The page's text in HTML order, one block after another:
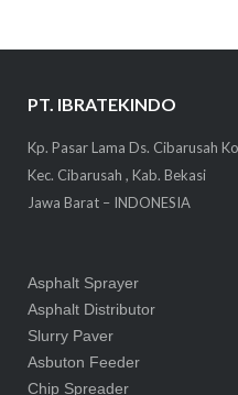
PT. IBRATEKINDO
Kp. Pasar Lama Ds. Cibarusah
Kec. Cibarusah , Kab. Bekasi
Jawa Barat – INDONESIA
Asphalt Sprayer
Asphalt Distributor
Slurry Paver
Asbuton Feeder
Chip Spreader